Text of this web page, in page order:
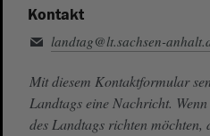
Kontakt
landtag@lt.sachsen-
Mit diesem Kontaktformular
Landtags eine Nachricht.
des Landtags richten